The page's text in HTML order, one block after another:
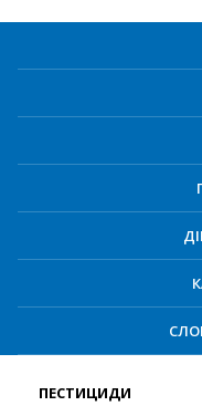
ПЕСТИЦИДИ